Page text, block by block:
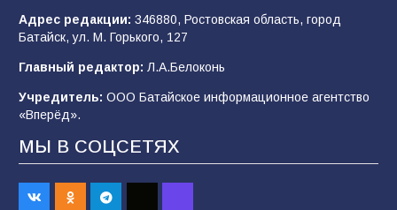
после выборов: в Госдуме дали ответ
94 06.08.2026
«Пургу нести — не поля переходить»: почему
заявления о мобилизации — это
пропагандистский вброс
Адрес редакции: 346880, Ростовская область, город
Батайск, ул. М. Горького, 127
Главный редактор: Л.А.Белоконь
Учредитель: ООО Батайское информационное агентство
«Вперёд».
МЫ В СОЦСЕТЯХ